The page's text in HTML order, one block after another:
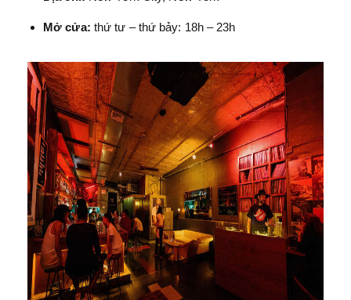
Mở cửa: thứ tư – thứ bảy: 18h – 23h